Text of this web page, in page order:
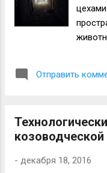
света
надо
Отправить
- декабря 18, 2016